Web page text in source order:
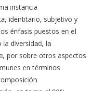
instancia
identitario, subjetivo y
énfasis puestos en el
diversidad, la
por sobre otros aspectos
en términos